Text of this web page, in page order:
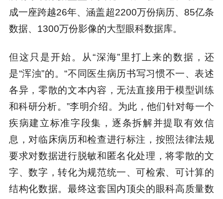
成一座跨越26年、涵盖超2200万份病历、85亿条
数据、1300万份影像的大型眼科数据库。
但这只是开始。从“深海”里打上来的数据，还
是“浑浊”的。“不同医生病历书写习惯不一、表述
各异，零散的文本内容，无法直接用于模型训练
和科研分析。”李明介绍。为此，他们针对每一个
疾病建立标准字段集，逐条拆解并提取有效信
息，对临床病历和检查进行标注，按照法律法规
要求对数据进行脱敏和匿名化处理，将零散的文
字、数字，转化为规范统一、可检索、可计算的
结构化数据。最终这套国内顶尖的眼科高质量数